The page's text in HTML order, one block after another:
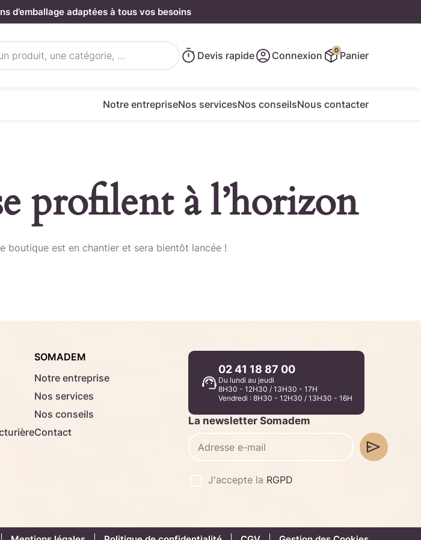
d’emballage adaptées à tous vos besoins
Devis rapide Connexion 0Panier
Notre entrepriseNos servicesNos conseilsNous contacter
profilent à l’horizon
boutique est en chantier et sera bientôt lancée !
SOMADEM
Notre entreprise
Nos services
Nos conseils
Contact
02 41 18 87 00
Du lundi au jeudi
8H30 - 12H30 / 13H30 - 17H
Vendredi : 8H30 - 12H30 / 13H30 - 16H
La newsletter Somadem
J'accepte la RGPD